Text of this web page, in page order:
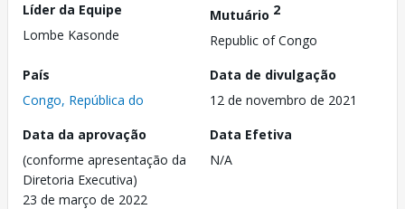
Líder da Equipe
Lombe Kasonde
Mutuário 2
Republic of Congo
País
Congo, República do
Data de divulgação
12 de novembro de 2021
Data da aprovação
(conforme apresentação da
Diretoria Executiva)
23 de março de 2022
Data Efetiva
N/A